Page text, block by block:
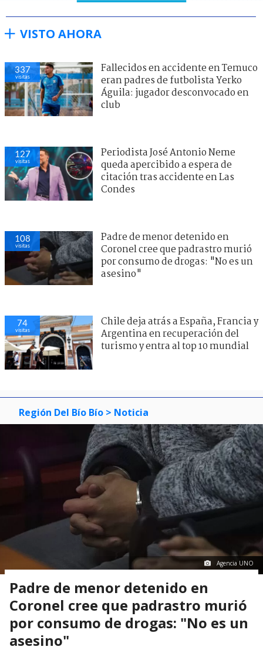
VISTO AHORA
337
visitas
Fallecidos en accidente en Temuco
eran padres de futbolista Yerko
Águila: jugador desconvocado en
club
127
visitas
Periodista José Antonio Neme
queda apercibido a espera de
citación tras accidente en Las
Condes
108
visitas
Padre de menor detenido en
Coronel cree que padrastro murió
por consumo de drogas: "No es un
asesino"
74
visitas
Chile deja atrás a España, Francia y
Argentina en recuperación del
turismo y entra al top 10 mundial
Región Del Bío Bío > Noticia
Agencia UNO
Padre de menor detenido en
Coronel cree que padrastro murió
por consumo de drogas: "No es un
asesino"